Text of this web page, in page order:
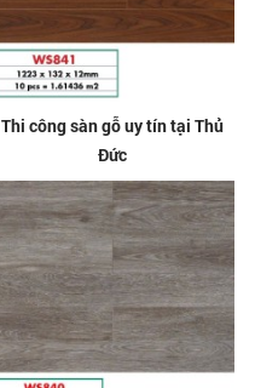
Thi công sàn gỗ uy tín tại Thủ
Đức